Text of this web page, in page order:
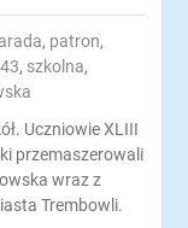
, patron,
, szkolna,
Uczniowie XLIII
przemaszerowali
wraz z
Trembowli.